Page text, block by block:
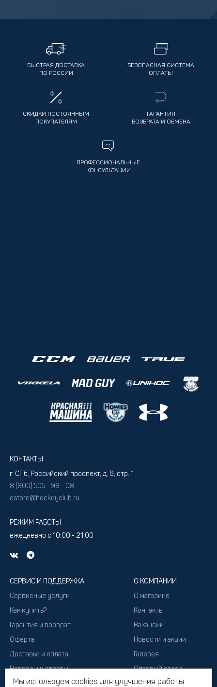
БЫСТРАЯ ДОСТАВКА
ПО РОССИИ
БЕЗОПАСНАЯ СИСТЕМА
ОПЛАТЫ
СКИДКИ ПОСТОЯННЫМ
ПОКУПАТЕЛЯМ
ГАРАНТИЯ
ВОЗВРАТА И ОБМЕНА
ПРОФЕССИОНАЛЬНЫЕ
КОНСУЛЬТАЦИИ
КОНТАКТЫ
г. СПб, Российский проспект, д. 6, стр. 1
8 (800) 505 - 98 - 08
estore@hockeyclub.ru
РЕЖИМ РАБОТЫ
ежедневно с 10:00 - 21:00
СЕРВИС И ПОДДЕРЖКА
Сервисные услуги
Как купить?
Гарантия и возврат
Оферта
Доставка и оплата
Вопросы и ответы
Подарочный сертификат
О КОМПАНИИ
О магазине
Контакты
Вакансии
Новости и акции
Галерея
Оптовый отдел
Мы используем cookies для улучшения работы